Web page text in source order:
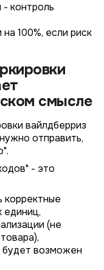
- контроль
100%, если риск
смысле
вайлдберриз
отправить,
- это
корректные
единиц,
(не
возможен